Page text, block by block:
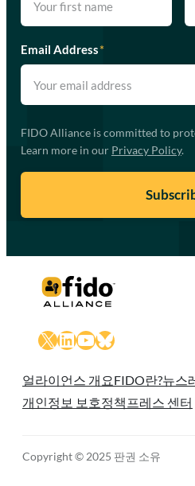
Email Address*
FIDO Alliance is committed to
Learn more in our Privacy Policy.
X LinkedIn
YouTube
Bluesky
얼라이언스 개요FIDO란?뉴스
개인정보 보호정책 프레스 센터
Copyright © 2025 판권 소유